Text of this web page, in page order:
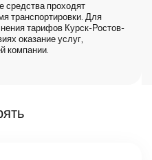
средства проходят
транспортировки. Для
тарифов Курск-Ростов-
оказание услуг,
компании.